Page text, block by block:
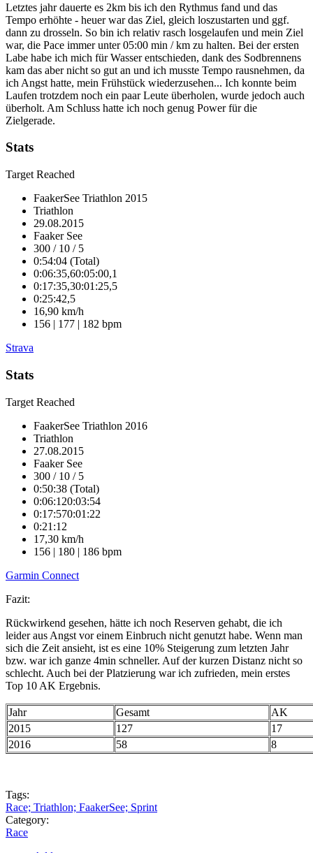
Letztes jahr dauerte es 2km bis ich den Rythmus fand und das
Tempo erhöhte - heuer war das Ziel, gleich loszustarten und ggf.
dann zu drosseln. So bin ich relativ rasch losgelaufen und mein Ziel
war, die Pace immer unter 05:00 min / km zu halten. Bei der ersten
Labe habe ich mich für Wasser entschieden, dank des Sodbrennens
kam das aber nicht so gut an und ich musste Tempo rausnehmen, da
ich Angst hatte, mein Frühstück wiederzusehen... Ich konnte beim
Laufen trotzdem noch ein paar Leute überholen, wurde jedoch auch
überholt. Am Schluss hatte ich noch genug Power für die
Zielgerade.
Stats
Target Reached
FaakerSee Triathlon 2015
Triathlon
29.08.2015
Faaker See
300 / 10 / 5
0:54:04 (Total)
0:06:35,60:05:00,1
0:17:35,30:01:25,5
0:25:42,5
16,90 km/h
156 | 177 | 182 bpm
Strava
Stats
Target Reached
FaakerSee Triathlon 2016
Triathlon
27.08.2015
Faaker See
300 / 10 / 5
0:50:38 (Total)
0:06:120:03:54
0:17:570:01:22
0:21:12
17,30 km/h
156 | 180 | 186 bpm
Garmin Connect
Fazit:
Rückwirkend gesehen, hätte ich noch Reserven gehabt, die ich
leider aus Angst vor einem Einbruch nicht genutzt habe. Wenn man
sich die Zeit ansieht, ist es eine 10% Steigerung zum letzten Jahr
bzw. war ich ganze 4min schneller. Auf der kurzen Distanz nicht so
schlecht. Auch bei der Platzierung war ich zufrieden, mein erstes
Top 10 AK Ergebnis.
Jahr Gesamt
AK
2015
127
17
2016
58 8
Tags:
Race; Triathlon; FaakerSee; Sprint
Category:
Race